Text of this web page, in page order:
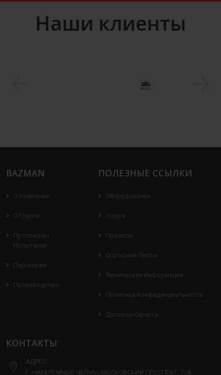
Наши клиенты
BAZMAN
О Компании
О Группе
Протоколы
Испытаний
Партнерам
Производство
ПОЛЕЗНЫЕ ССЫЛКИ
Оборудование
Услуги
Проекты
Опросные Листы
Техническая Информация
Политика Конфиденциальности
Договор-Оферта
КОНТАКТЫ
АДРЕС:
Г. НАБЕРЕЖНЫЕ ЧЕЛНЫ, МОСКОВСКИЙ ПРОСПЕКТ, 70А